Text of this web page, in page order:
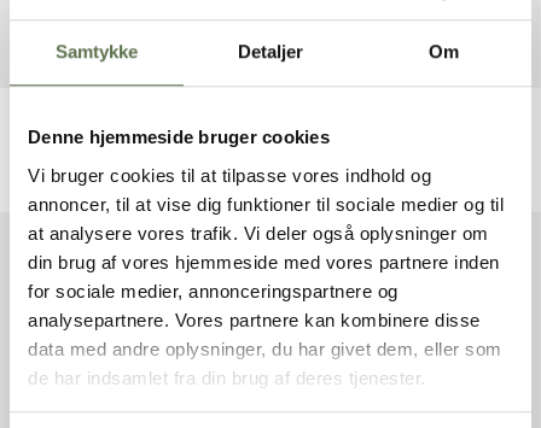
Samtykke Detaljer Om
Denne hjemmeside bruger cookies
Vi bruger cookies til at tilpasse vores indhold og
annoncer, til at vise dig funktioner til sociale medier og til
at analysere vores trafik. Vi deler også oplysninger om
din brug af vores hjemmeside med vores partnere inden
for sociale medier, annonceringspartnere og
analysepartnere. Vores partnere kan kombinere disse
data med andre oplysninger, du har givet dem, eller som
de har indsamlet fra din brug af deres tjenester.
lokale konsulent for at bestille det hjem til dig.
Find produkt Udskriv
VAREFAKTA
Varenummer
8008001
Varenavn
Klemt Rug NaturAks, Dansk
Nettovægt
20 kg